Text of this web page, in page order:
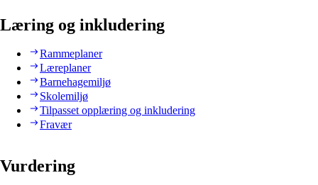
Læring og inkludering
Rammeplaner
Læreplaner
Barnehagemiljø
Skolemiljø
Tilpasset opplæring og inkludering
Fravær
Vurdering